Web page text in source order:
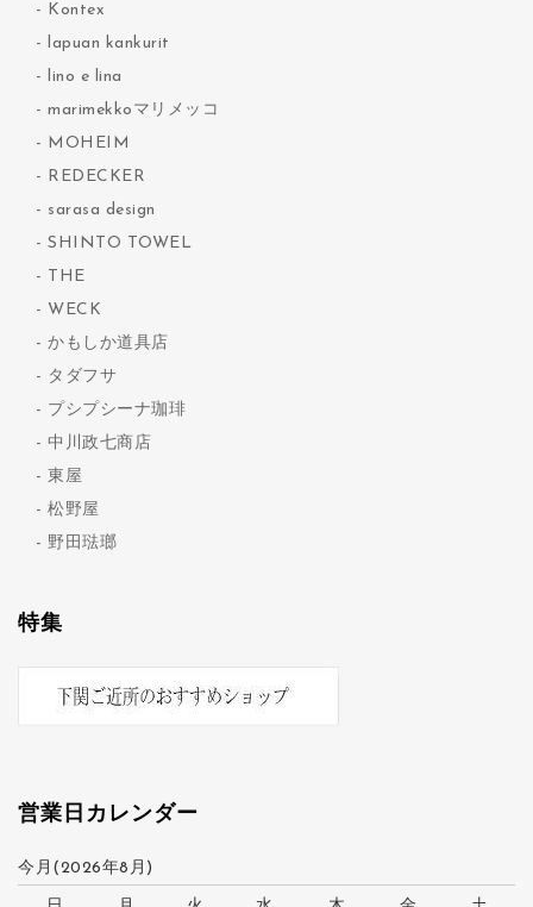
Kontex
lapuan kankurit
lino e lina
marimekkoマリメッコ
MOHEIM
REDECKER
sarasa design
SHINTO TOWEL
THE
WECK
かもしか道具店
タダフサ
プシプシーナ珈琲
中川政七商店
東屋
松野屋
野田琺瑯
特集
営業日カレンダー
今月(2026年8月)